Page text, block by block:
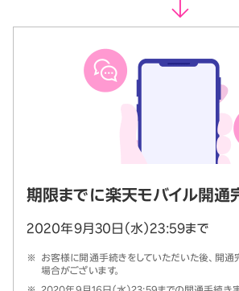
期限までに楽天モバイル開通
2020年9月30日（水）23:59まで
※
お客様に開通手続きをしていただいた後、開通
場合がございます。